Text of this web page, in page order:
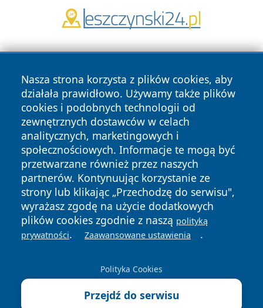
Nasza strona korzysta z plików cookies, aby
działała prawidłowo. Używamy także plików
cookies i podobnych technologii od
zewnętrznych dostawców w celach
analitycznych, marketingowych i
społecznościowych. Informacje te mogą być
przetwarzane również przez naszych
partnerów. Kontynuując korzystanie ze
strony lub klikając „Przechodzę do serwisu",
wyrażasz zgodę na użycie dodatkowych
plików cookies zgodnie z naszą polityką
prywatności. Zaawansowane ustawienia .
Polityka Cookies
Przejdź do serwisu
Copyright © 2026 faktyrzeszow.pl Wszystkie prawa
zastrzeżone.
News Autorzy
Polityka
Prywatności
Polityka
Cookies